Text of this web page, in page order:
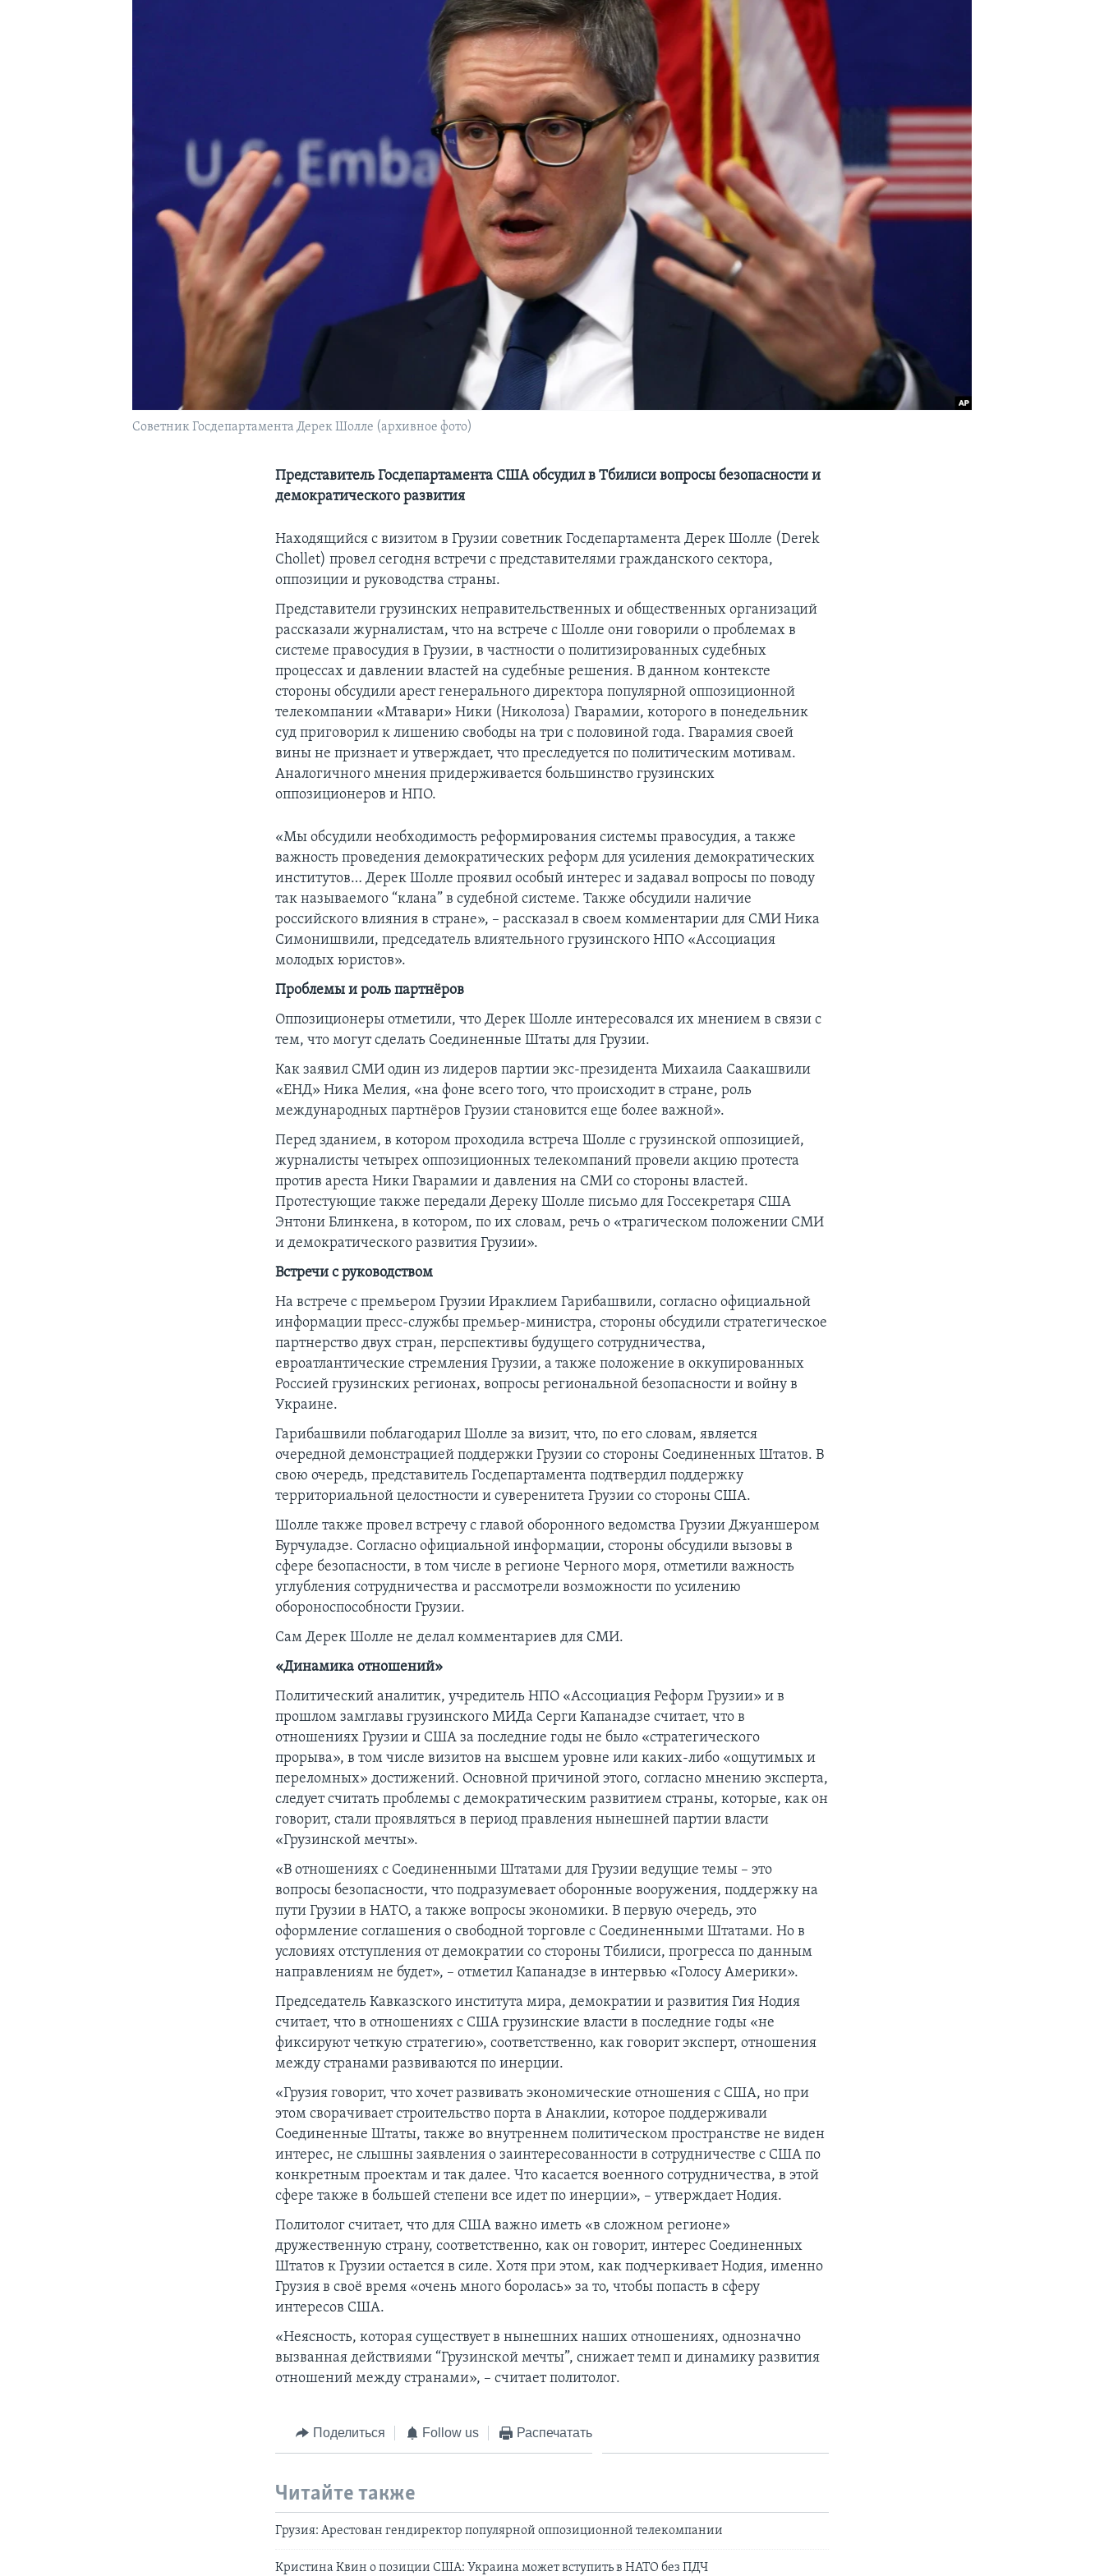
Cоветник Госдепартамента Дерек Шолле (архивное фото)
Представитель Госдепартамента США обсудил в Тбилиси вопросы безопасности и
демократического развития
Находящийся с визитом в Грузии советник Госдепартамента Дерек Шолле (Derek
Chollet) провел сегодня встречи с представителями гражданского сектора,
оппозиции и руководства страны.
Представители грузинских неправительственных и общественных организаций
рассказали журналистам, что на встрече с Шолле они говорили о проблемах в
системе правосудия в Грузии, в частности о политизированных судебных
процессах и давлении властей на судебные решения. В данном контексте
стороны обсудили арест генерального директора популярной оппозиционной
телекомпании «Мтавари» Ники (Николоза) Гварамии, которого в понедельник
суд приговорил к лишению свободы на три c половиной года. Гварамия своей
вины не признает и утверждает, что преследуется по политическим мотивам.
Аналогичного мнения придерживается большинство грузинских
оппозиционеров и НПО.
«Мы обсудили необходимость реформирования системы правосудия, а также
важность проведения демократических реформ для усиления демократических
институтов… Дерек Шолле проявил особый интерес и задавал вопросы по поводу
так называемого “клана” в судебной системе. Также обсудили наличие
российского влияния в стране», – рассказал в своем комментарии для СМИ Ника
Симонишвили, председатель влиятельного грузинского НПО «Ассоциация
молодых юристов».
Проблемы и роль партнёров
Оппозиционеры отметили, что Дерек Шолле интересовался их мнением в связи с
тем, что могут сделать Соединенные Штаты для Грузии.
Как заявил СМИ один из лидеров партии экс-президента Михаила Саакашвили
«ЕНД» Ника Мелия, «на фоне всего того, что происходит в стране, роль
международных партнёров Грузии становится еще более важной».
Перед зданием, в котором проходила встреча Шолле с грузинской оппозицией,
журналисты четырех оппозиционных телекомпаний провели акцию протеста
против ареста Ники Гварамии и давления на СМИ со стороны властей.
Протестующие также передали Дереку Шолле письмо для Госсекретаря США
Энтони Блинкена, в котором, по их словам, речь о «трагическом положении СМИ
и демократического развития Грузии».
Встречи с руководством
На встрече с премьером Грузии Ираклием Гарибашвили, согласно официальной
информации пресс-службы премьер-министра, стороны обсудили стратегическое
партнерство двух стран, перспективы будущего сотрудничества,
евроатлантические стремления Грузии, а также положение в оккупированных
Россией грузинских регионах, вопросы региональной безопасности и войну в
Украине.
Гарибашвили поблагодарил Шолле за визит, что, по его словам, является
очередной демонстрацией поддержки Грузии со стороны Соединенных Штатов. В
свою очередь, представитель Госдепартамента подтвердил поддержку
территориальной целостности и суверенитета Грузии со стороны США.
Шолле также провел встречу с главой оборонного ведомства Грузии Джуаншером
Бурчуладзе. Согласно официальной информации, стороны обсудили вызовы в
сфере безопасности, в том числе в регионе Черного моря, отметили важность
углубления сотрудничества и рассмотрели возможности по усилению
обороноспособности Грузии.
Сам Дерек Шолле не делал комментариев для СМИ.
«Динамика отношений»
Политический аналитик, учредитель НПО «Ассоциация Реформ Грузии» и в
прошлом замглавы грузинского МИДа Серги Капанадзе считает, что в
отношениях Грузии и США за последние годы не было «стратегического
прорыва», в том числе визитов на высшем уровне или каких-либо «ощутимых и
переломных» достижений. Основной причиной этого, согласно мнению эксперта,
следует считать проблемы с демократическим развитием страны, которые, как он
говорит, стали проявляться в период правления нынешней партии власти
«Грузинской мечты».
«В отношениях с Соединенными Штатами для Грузии ведущие темы – это
вопросы безопасности, что подразумевает оборонные вооружения, поддержку на
пути Грузии в НАТО, а также вопросы экономики. В первую очередь, это
оформление соглашения о свободной торговле с Соединенными Штатами. Но в
условиях отступления от демократии со стороны Тбилиси, прогресса по данным
направлениям не будет», – отметил Капанадзе в интервью «Голосу Америки».
Председатель Кавказского института мира, демократии и развития Гия Нодия
считает, что в отношениях с США грузинские власти в последние годы «не
фиксируют четкую стратегию», соответственно, как говорит эксперт, отношения
между странами развиваются по инерции.
«Грузия говорит, что хочет развивать экономические отношения с США, но при
этом сворачивает строительство порта в Анаклии, которое поддерживали
Соединенные Штаты, также во внутреннем политическом пространстве не виден
интерес, не слышны заявления о заинтересованности в сотрудничестве с США по
конкретным проектам и так далее. Что касается военного сотрудничества, в этой
сфере также в большей степени все идет по инерции», – утверждает Нодия.
Политолог считает, что для США важно иметь «в сложном регионе»
дружественную страну, соответственно, как он говорит, интерес Соединенных
Штатов к Грузии остается в силе. Хотя при этом, как подчеркивает Нодия, именно
Грузия в своё время «очень много боролась» за то, чтобы попасть в сферу
интересов США.
«Неясность, которая существует в нынешних наших отношениях, однозначно
вызванная действиями “Грузинской мечты”, снижает темп и динамику развития
отношений между странами», – считает политолог.
Поделиться Follow us Распечатать
Читайте также
Грузия: Арестован гендиректор популярной оппозиционной телекомпании
Кристина Квин о позиции США: Украина может вступить в НАТО без ПДЧ